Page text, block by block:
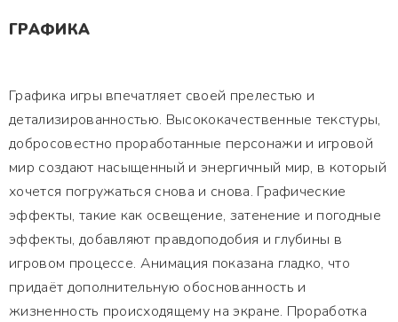
ГРАФИКА
Графика игры впечатляет своей прелестью и
детализированностью. Высококачественные текстуры,
добросовестно проработанные персонажи и игровой
мир создают насыщенный и энергичный мир, в который
хочется погружаться снова и снова. Графические
эффекты, такие как освещение, затенение и погодные
эффекты, добавляют правдоподобия и глубины в
игровом процессе. Анимация показана гладко, что
придаёт дополнительную обоснованность и
жизненность происходящему на экране. Проработка